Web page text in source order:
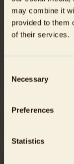
may combine it
provided to them
of their services.
Selection
Necessary
Preferences
Statistics
Weitere Infos